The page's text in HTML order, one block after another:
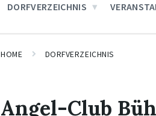
DORFVERZEICHNIS
HOME DORFVERZEICHNIS
Angel-Club